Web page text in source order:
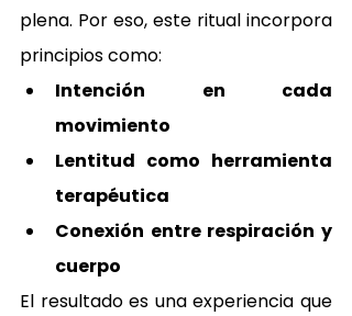
plena. Por eso, este ritual incorpora
principios como:
Intención en cada
movimiento
Lentitud como herramienta
terapéutica
Conexión entre respiración y
cuerpo
El resultado es una experiencia que